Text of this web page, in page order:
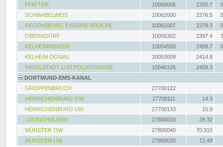
PFATTER
10068006 2350.7
SCHWABELWEIS
10062000 2376.5
REGENSBURG EISERNE BRÜCKE
10061007 2379.3
OBERNDORF
10056302 2397.4
KELHEIMWINZER
10054500 2409.7
KELHEIM DONAU
10053009
2414.8
INGOLSTADT LUITPOLDSTRASSE
10046105
2458.3
DORTMUND-EMS-KANAL
GROPPENBRUCH
27700122
HENRICHENBURG OW
27700111
14.3
HENRICHENBURG UW
27700133
15.9
LÜDINGHAUSEN
27800020
39.32
MÜNSTER OW
27800040
70.315
MÜNSTER UW
27800030
72.49